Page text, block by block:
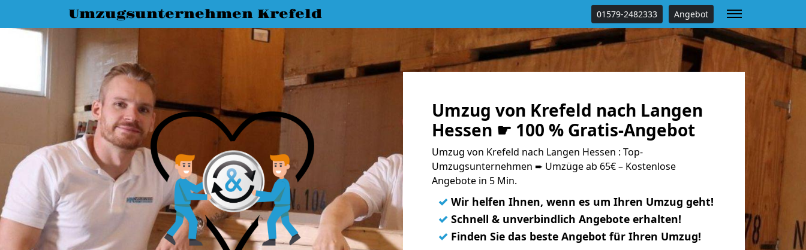
Umzugsunternehmen Krefeld 01579-2482333 Angebot
Umzug von Krefeld nach Langen
Hessen ☛ 100 % Gratis-Angebot
Umzug von Krefeld nach Langen Hessen : Top-
Umzugsunternehmen ➨ Umzüge ab 65€ – Kostenlose
Angebote in 5 Min.
✓ Wir helfen Ihnen, wenn es um Ihren Umzug geht!
✓ Schnell & unverbindlich Angebote erhalten!
✓ Finden Sie das beste Angebot für Ihren Umzug!